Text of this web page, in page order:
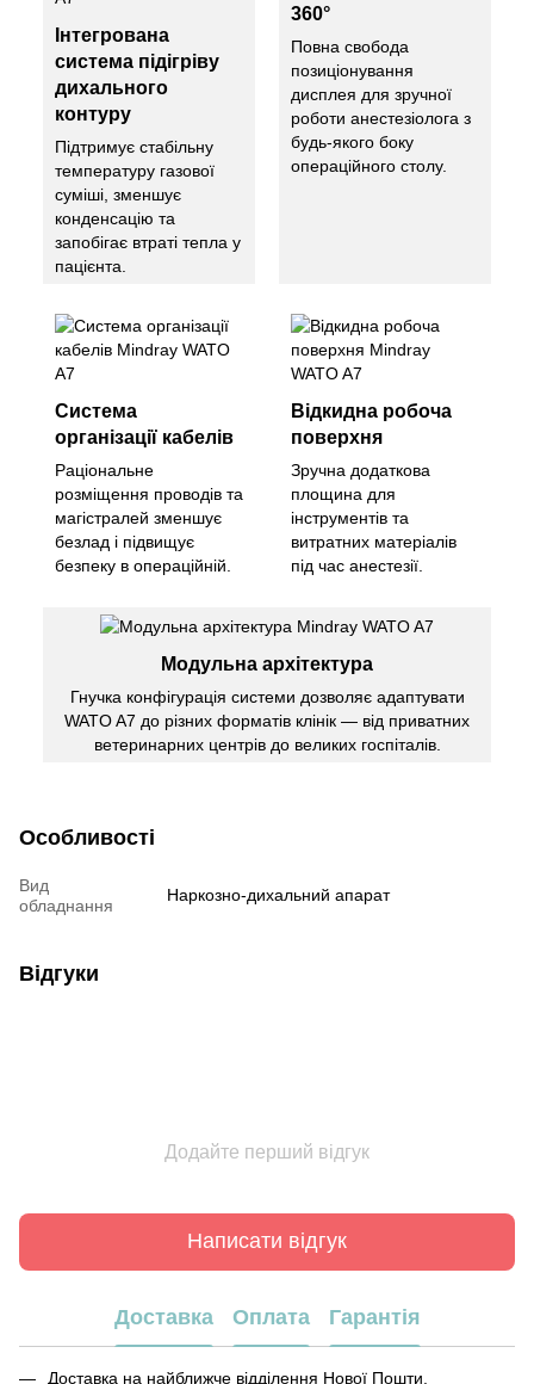
Інтегрована
система підігріву
дихального
контуру
Підтримує стабільну
температуру газової
суміші, зменшує
конденсацію та
запобігає втраті тепла у
пацієнта.
360°
Повна свобода
позиціонування
дисплея для зручної
роботи анестезіолога з
будь-якого боку
операційного столу.
Система
організації кабелів
Раціональне
розміщення проводів та
магістралей зменшує
безлад і підвищує
безпеку в операційній.
Відкидна робоча
поверхня
Зручна додаткова
площина для
інструментів та
витратних матеріалів
під час анестезії.
Модульна архітектура
Гнучка конфігурація системи дозволяє адаптувати
WATO A7 до різних форматів клінік — від приватних
ветеринарних центрів до великих госпіталів.
Особливості
Вид
обладнання
Наркозно-дихальний апарат
Відгуки
Додайте перший відгук
Написати відгук
Доставка Оплата Гарантія
Доставка на найближче відділення Нової Пошти.